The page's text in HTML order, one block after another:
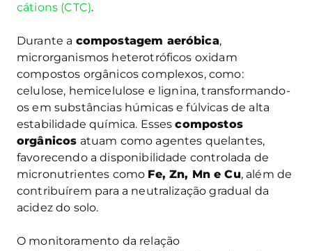
cátions (CTC).
Durante a compostagem aeróbica,
microrganismos heterotróficos oxidam
compostos orgânicos complexos, como:
celulose, hemicelulose e lignina, transformando-
os em substâncias húmicas e fúlvicas de alta
estabilidade química. Essescompostos
orgânicos atuam como agentes quelantes,
favorecendo a disponibilidade controlada de
micronutrientes como Fe, Zn, Mn e Cu, além de
contribuírem para a neutralização gradual da
acidez do solo.
O monitoramento da relação